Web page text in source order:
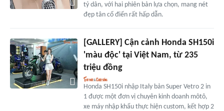
tỷ dân, với hai phiên bản lựa chọn, mang nét
đẹp tân cổ điển rất hấp dẫn.
[GALLERY] Cận cảnh Honda SH150i
'màu độc' tại Việt Nam, từ 235
triệu đồng
Honda SH150i nhập Italy bản Super Vetro 2 in
1 được một đơn vị chuyên kinh doanh môtô,
xe máy nhập khẩu thực hiện custom, kết hợp 2